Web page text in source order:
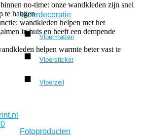
Vloerdecoratie
Vloermatten
Vloersticker
Vloerzeil
Fotoproducten
no-time: onze wandkleden zijn snel
te hangen
wandkleden helpen met het
in huis en heeft een dempende
helpen warmte beter vast te